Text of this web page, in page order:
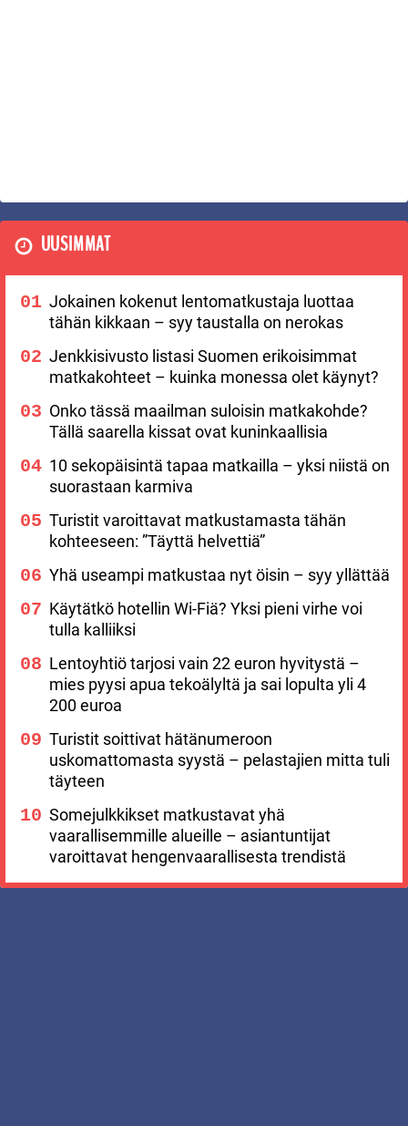
UUSIMMAT
Jokainen kokenut lentomatkustaja luottaa
tähän kikkaan – syy taustalla on nerokas
Jenkkisivusto listasi Suomen erikoisimmat
matkakohteet – kuinka monessa olet käynyt?
Onko tässä maailman suloisin matkakohde?
Tällä saarella kissat ovat kuninkaallisia
10 sekopäisintä tapaa matkailla – yksi niistä on
suorastaan karmiva
Turistit varoittavat matkustamasta tähän
kohteeseen: ”Täyttä helvettiä”
Yhä useampi matkustaa nyt öisin – syy yllättää
Käytätkö hotellin Wi-Fiä? Yksi pieni virhe voi
tulla kalliiksi
Lentoyhtiö tarjosi vain 22 euron hyvitystä –
mies pyysi apua tekoälyltä ja sai lopulta yli 4
200 euroa
Turistit soittivat hätänumeroon
uskomattomasta syystä – pelastajien mitta tuli
täyteen
Somejulkkikset matkustavat yhä
vaarallisemmille alueille – asiantuntijat
varoittavat hengenvaarallisesta trendistä